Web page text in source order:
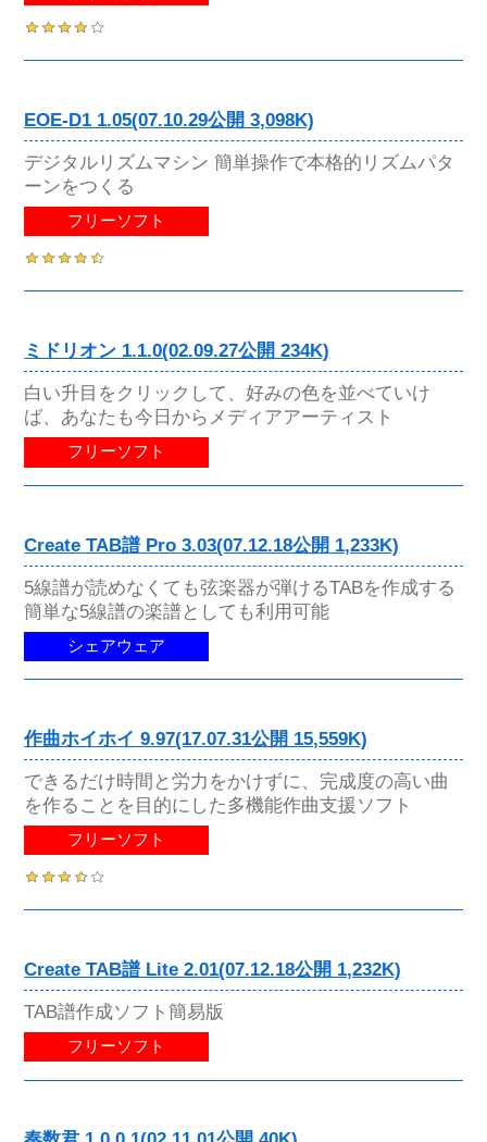
EOE-D1 1.05(07.10.29公開 3,098K)
デジタルリズムマシン 簡単操作で本格的リズムパタ
ーンをつくる
フリーソフト
ミドリオン 1.1.0(02.09.27公開 234K)
白い升目をクリックして、好みの色を並べていけ
ば、あなたも今日からメディアアーティスト
フリーソフト
Create TAB譜 Pro 3.03(07.12.18公開 1,233K)
5線譜が読めなくても弦楽器が弾けるTABを作成する
簡単な5線譜の楽譜としても利用可能
シェアウェア
作曲ホイホイ 9.97(17.07.31公開 15,559K)
できるだけ時間と労力をかけずに、完成度の高い曲
を作ることを目的にした多機能作曲支援ソフト
フリーソフト
Create TAB譜 Lite 2.01(07.12.18公開 1,232K)
TAB譜作成ソフト簡易版
フリーソフト